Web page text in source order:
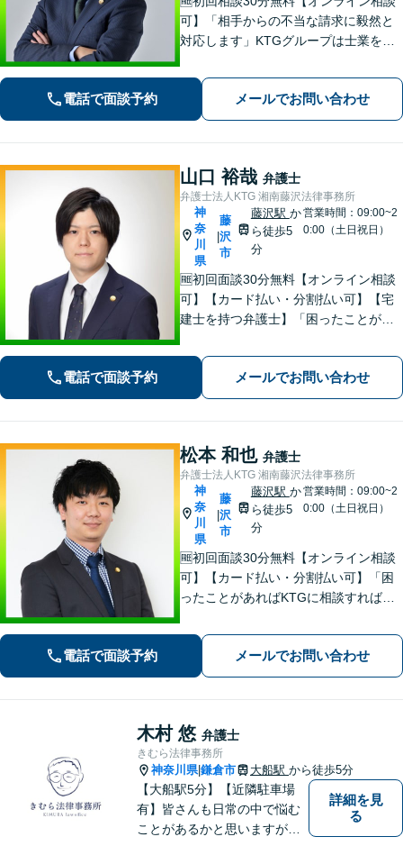
可】「相手からの不当な請求に毅然と
対応します」KTGグループは士業を中
プ対応で迅速な解決を目指します。ま
ずはお気軽にご相談ください【カード
払い・分割払い可】
電話で面談予約 メールでお問い合わせ
山口 裕哉 弁護士
弁護士法人KTG 湘南藤沢法律事務所
神
奈
川
県
|
藤
沢
市
藤沢駅 か
ら徒歩5
分
営業時間：09:00~2
0:00（土日祝日）
🆓初回面談30分無料【オンライン相談
可】【カード払い・分割払い可】【宅
建士を持つ弁護士】「困ったことがあ
いただけるような、ワンストップサー
ビスを提供しています。お気軽にご相
談ください。
電話で面談予約 メールでお問い合わせ
松本 和也 弁護士
弁護士法人KTG 湘南藤沢法律事務所
神
奈
川
県
|
藤
沢
市
藤沢駅 か
ら徒歩5
分
営業時間：09:00~2
0:00（土日祝日）
🆓初回面談30分無料【オンライン相談
可】【カード払い・分割払い可】「困
ったことがあればKTGに相談すれば安
ストップサービスを提供しています。
お気軽にご相談ください。
電話で面談予約 メールでお問い合わせ
木村 悠 弁護士
きむら法律事務所
神奈川県|鎌倉市 大船駅 から徒歩5分
【大船駅5分】【近隣駐車場
有】皆さんも日常の中で悩む
ことがあるかと思いますが、
詳細を見
る